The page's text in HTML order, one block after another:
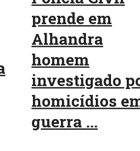
prende em
Alhandra
homem
investigado
homicídios
guerra ...